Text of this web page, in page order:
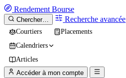
Rendement Bourse
Chercher… Recherche avancée
Courtiers
Placements
Calendriers
Articles
Accéder à mon compte